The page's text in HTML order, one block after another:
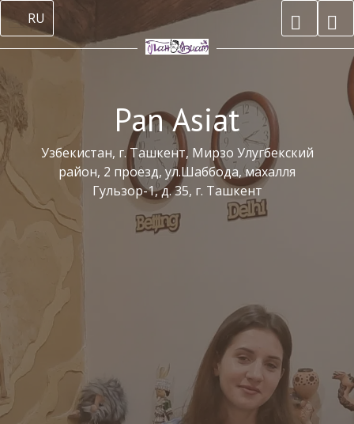
RU
Pan Asiat
Узбекистан, г. Ташкент, Мирзо Улугбекский
район, 2 проезд, ул.Шаббода, махалля
Гульзор-1, д. 35, г. Ташкент